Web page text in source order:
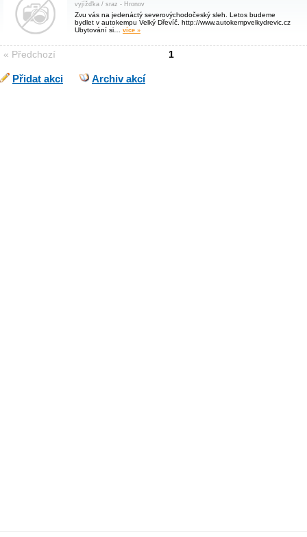
vyjížďka / sraz - Hronov
Zvu vás na jedenáctý severovýchodočeský sleh. Letos budeme
bydlet v autokempu Velký Dřevíč. http://www.autokempvelkydrevic.cz
Ubytování si… více »
« Předchozí 1
Přidat akci Archiv akcí